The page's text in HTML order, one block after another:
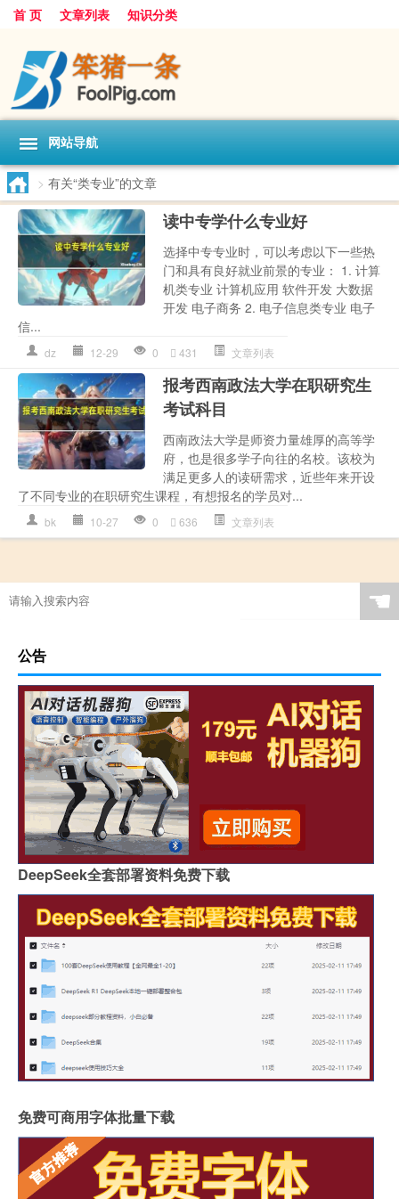
首 页 文章列表 知识分类
网站导航
> 有关“类专业”的文章
读中专学什么专业好
选择中专专业时，可以考虑以下一些热
门和具有良好就业前景的专业： 1. 计算
机类专业 计算机应用 软件开发 大数据
开发 电子商务 2. 电子信息类专业 电子
信...
dz 12-29 0 431 文章列表
报考西南政法大学在职研究生
考试科目
西南政法大学是师资力量雄厚的高等学
府，也是很多学子向往的名校。该校为
满足更多人的读研需求，近些年来开设
了不同专业的在职研究生课程，有想报名的学员对...
bk 10-27 0 636 文章列表
☚
公告
DeepSeek全套部署资料免费下载
免费可商用字体批量下载